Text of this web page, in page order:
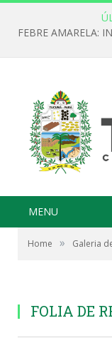
MENU
Home » Galeria
FOLIA DE